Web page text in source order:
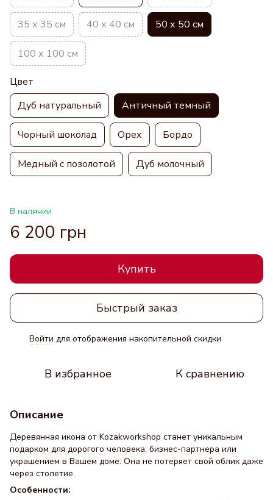
35 х 35 см 40 х 40 см 50 х 50 см
100 х 100 см
Цвет
Дуб натуральный Античный темный
Чорный шоколад Орех Бордо
Медный с позолотой Дуб молочный
В наличии
6 200 грн
Купить
Быстрый заказ
Войти для отображения накопительной скидки
В избранное К сравнению
Описание
Деревянная икона от Kozakworkshop станет уникальным
подарком для дорогого человека, бизнес-партнера или
украшением в Вашем доме. Она не потеряет свой облик даже
через столетие.
Особенности: